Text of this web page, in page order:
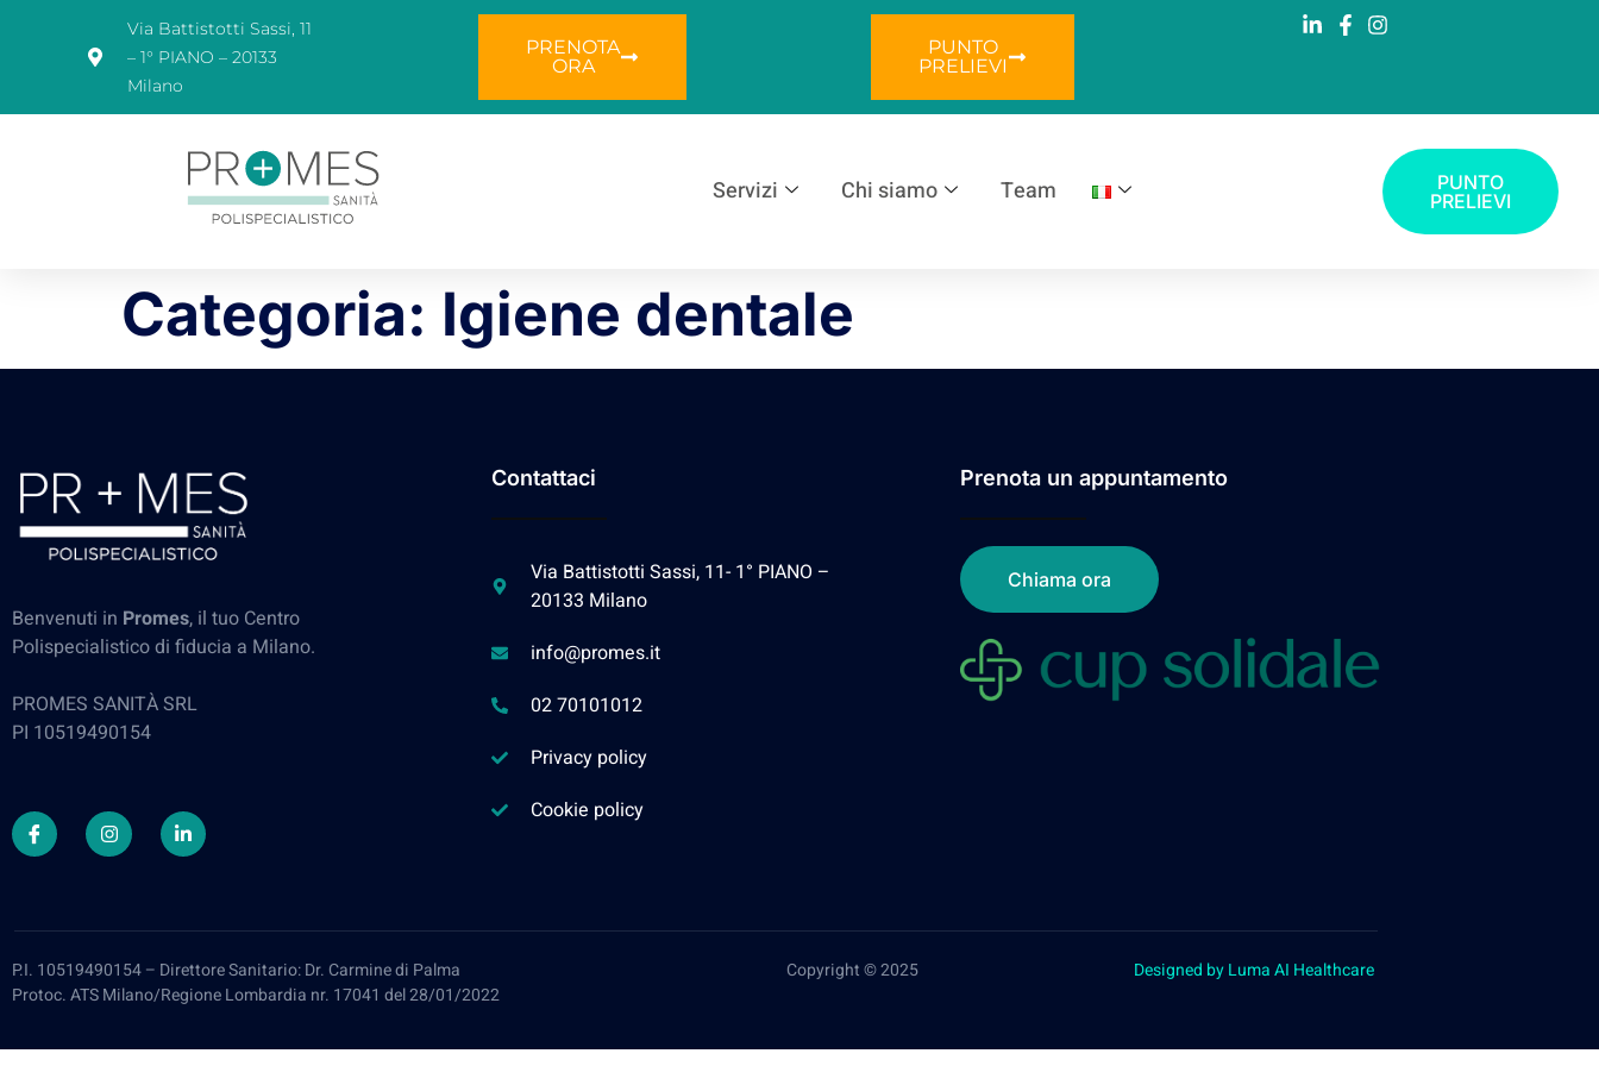
Via Battistotti Sassi, 11
– 1° PIANO – 20133
Milano
PRENOTA
ORA
PUNTO
PRELIEVI
Servizi Chi siamo Team
PUNTO
PRELIEVI
Categoria: Igiene dentale
Benvenuti in Promes, il tuo Centro
Polispecialistico di fiducia a Milano.
PROMES SANITÀ SRL
PI 10519490154
Contattaci
Via Battistotti Sassi, 11- 1° PIANO –
20133 Milano
info@promes.it
02 70101012
Privacy policy
Cookie policy
Prenota un appuntamento
Chiama ora
P.I. 10519490154 – Direttore Sanitario: Dr. Carmine di Palma
Protoc. ATS Milano/Regione Lombardia nr. 17041 del 28/01/2022
Copyright © 2025 Designed by Luma AI Healthcare